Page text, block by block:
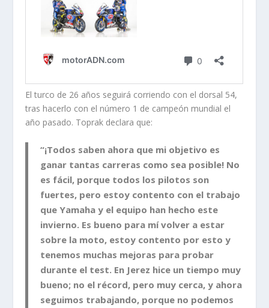
El turco de 26 años seguirá corriendo con el dorsal 54,
tras hacerlo con el número 1 de campeón mundial el
año pasado. Toprak declara que:
“¡Todos saben ahora que mi objetivo es
ganar tantas carreras como sea posible! No
es fácil, porque todos los pilotos son
fuertes, pero estoy contento con el trabajo
que Yamaha y el equipo han hecho este
invierno. Es bueno para mí volver a estar
sobre la moto, estoy contento por esto y
tenemos muchas mejoras para probar
durante el test. En Jerez hice un tiempo muy
bueno; no el récord, pero muy cerca, y ahora
seguimos trabajando, porque no podemos